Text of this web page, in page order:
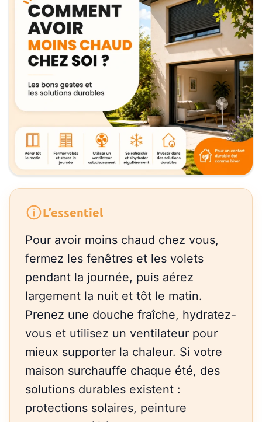
L’essentiel
Pour avoir moins chaud chez vous,
fermez les fenêtres et les volets
pendant la journée, puis aérez
largement la nuit et tôt le matin.
Prenez une douche fraîche, hydratez-
vous et utilisez un ventilateur pour
mieux supporter la chaleur. Si votre
maison surchauffe chaque été, des
solutions durables existent :
protections solaires, peinture